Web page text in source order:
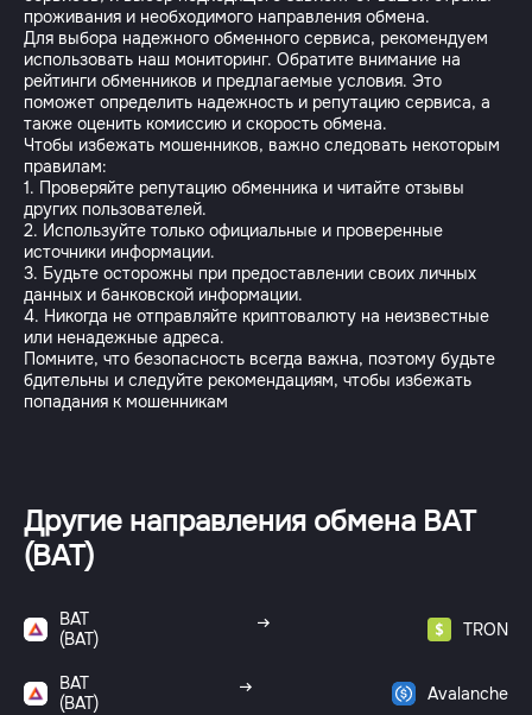
проживания и необходимого направления обмена.
Для выбора надежного обменного сервиса, рекомендуем
использовать наш мониторинг. Обратите внимание на
рейтинги обменников и предлагаемые условия. Это
поможет определить надежность и репутацию сервиса, а
также оценить комиссию и скорость обмена.
Чтобы избежать мошенников, важно следовать некоторым
правилам:
1. Проверяйте репутацию обменника и читайте отзывы
других пользователей.
2. Используйте только официальные и проверенные
источники информации.
3. Будьте осторожны при предоставлении своих личных
данных и банковской информации.
4. Никогда не отправляйте криптовалюту на неизвестные
или ненадежные адреса.
Помните, что безопасность всегда важна, поэтому будьте
бдительны и следуйте рекомендациям, чтобы избежать
попадания к мошенникам
Другие направления обмена BAT
(BAT)
BAT
(BAT)
TRON
BAT
(BAT)
Avalanche